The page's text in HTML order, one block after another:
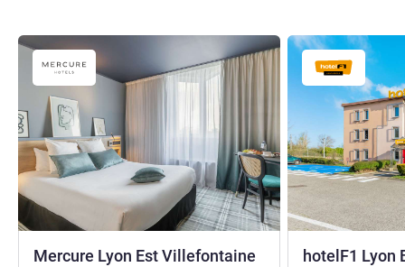
Mercure Lyon Est Villefontaine hotelF1